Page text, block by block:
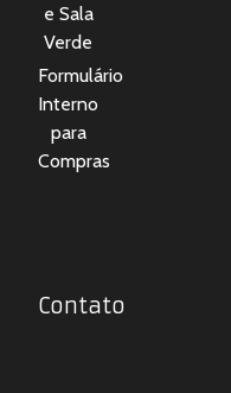
e Sala
Verde
Formulário
Interno
para
Compras
Contato